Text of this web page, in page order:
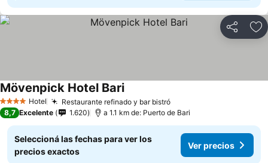
Compartir
4 EstrellasHotel Restaurante refinado y bar bistró
Mövenpick Hotel Bari
8,7 Excelente 1.620 a 1.1 km de: Puerto de Bari
Seleccioná las fechas para ver los
precios exactos
Ver precios